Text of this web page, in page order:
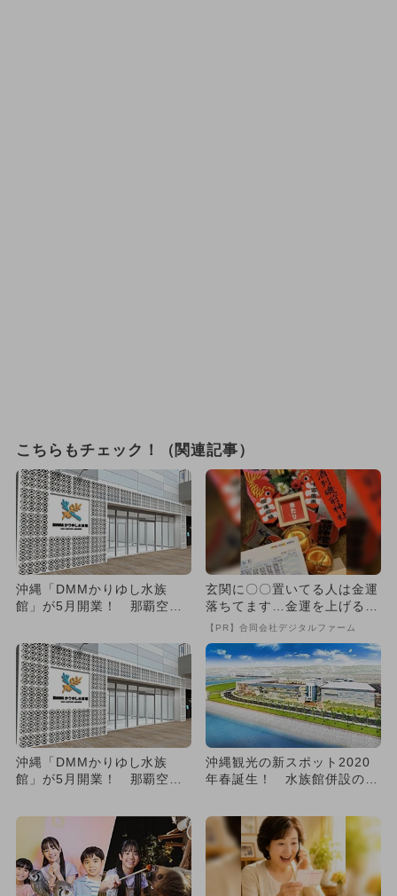
こちらもチェック！（関連記事）
沖縄「DMMかりゆし水族
館」が5月開業！ 那覇空港
玄関に〇〇置いてる人は金運
落ちてます…金運を上げる方
法とは
【PR】合同会社デジタルファーム
沖縄「DMMかりゆし水族
館」が5月開業！ 那覇空港
沖縄観光の新スポット2020
年春誕生！ 水族館併設の大